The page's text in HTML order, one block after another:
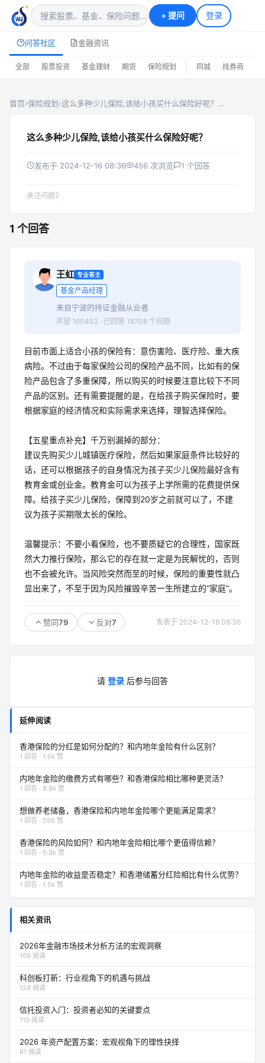
+提问 登录
问答社区 金融资讯
全部 股票投资 基金理财 期货 保险规划 同城 找券商
首页›保险规划›这么多种少儿保险,该给小孩买什么保险好呢？…
这么多种少儿保险,该给小孩买什么保险好呢？
发布于 2024-12-16 08:36 456 次浏览 1 个回答
关注问题2
1 个回答
王虹 专业答主
基金产品经理
来自宁波的持证金融从业者
声望 160402 · 已回答 18708 个问题
目前市面上适合小孩的保险有：意伤害险、医疗险、重大疾
病险。不过由于每家保险公司的保险产品不同，比如有的保
险产品包含了多重保障，所以购买的时候要注意比较下不同
产品的区别。还有需要提醒的是，在给孩子购买保险时，要
根据家庭的经济情况和实际需求来选择，理智选择保险。
【五星重点补充】千万别漏掉的部分：
建议先购买少儿城镇医疗保险，然后如果家庭条件比较好的
话，还可以根据孩子的自身情况为孩子买少儿保险最好含有
教育金或创业金。教育金可以为孩子上学所需的花费提供保
障。给孩子买少儿保险，保障到20岁之前就可以了，不建
议为孩子买期限太长的保险。
温馨提示：不要小看保险，也不要质疑它的合理性，国家既
然大力推行保险，那么它的存在就一定是为民解忧的，否则
也不会被允许。当风险突然而至的时候，保险的重要性就凸
显出来了，不至于因为风险摧毁辛苦一生所建立的“家庭”。
赞同79 反对7 发表于 2024-12-16 08:36
请 登录 后参与回答
延伸阅读
香港保险的分红是如何分配的？和内地年金险有什么区别？
1 回答 · 1.6k 赞
内地年金险的缴费方式有哪些？和香港保险相比哪种更灵活？
1 回答 · 8.8k 赞
想做养老储备，香港保险和内地年金险哪个更能满足需求？
1 回答 · 556 赞
香港保险的风险如何？和内地年金险相比哪个更值得信赖？
1 回答 · 5.3k 赞
内地年金险的收益是否稳定？和香港储蓄分红险相比有什么优势？
1 回答 · 1.5k 赞
相关资讯
2026年金融市场技术分析方法的宏观洞察
109 阅读
科创板打新：行业视角下的机遇与挑战
128 阅读
信托投资入门：投资者必知的关键要点
110 阅读
2026 年资产配置方案：宏观视角下的理性抉择
81 阅读